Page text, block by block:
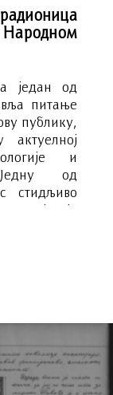
један од
питање
публику,
и
од
стидљиво
је
(барем)
показују
пре
стилове